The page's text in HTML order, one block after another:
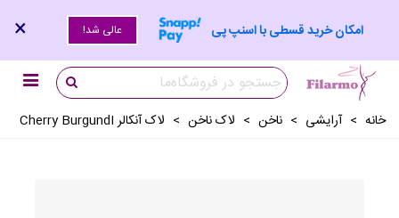
امکان خرید قسطی با اسنپ پی عالی شد! ×
خانه > آرايشی > ناخن > لاک ناخن > لاک آنکالر Cherry BurgundI